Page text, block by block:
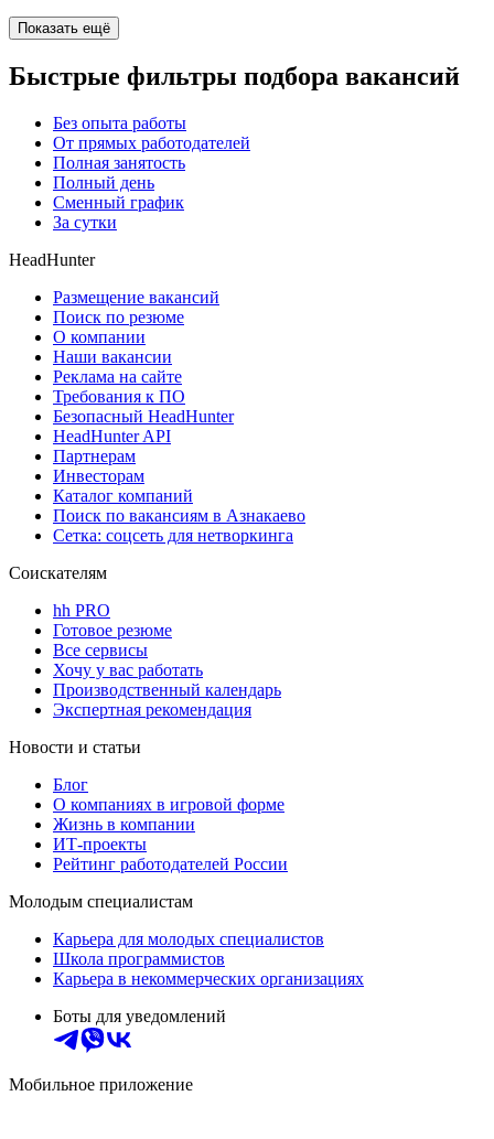
Показать ещё
Быстрые фильтры подбора вакансий
Без опыта работы
От прямых работодателей
Полная занятость
Полный день
Сменный график
За сутки
HeadHunter
Размещение вакансий
Поиск по резюме
О компании
Наши вакансии
Реклама на сайте
Требования к ПО
Безопасный HeadHunter
HeadHunter API
Партнерам
Инвесторам
Каталог компаний
Поиск по вакансиям в Азнакаево
Сетка: соцсеть для нетворкинга
Соискателям
hh PRO
Готовое резюме
Все сервисы
Хочу у вас работать
Производственный календарь
Экспертная рекомендация
Новости и статьи
Блог
О компаниях в игровой форме
Жизнь в компании
ИТ-проекты
Рейтинг работодателей России
Молодым специалистам
Карьера для молодых специалистов
Школа программистов
Карьера в некоммерческих организациях
Боты для уведомлений
Мобильное приложение